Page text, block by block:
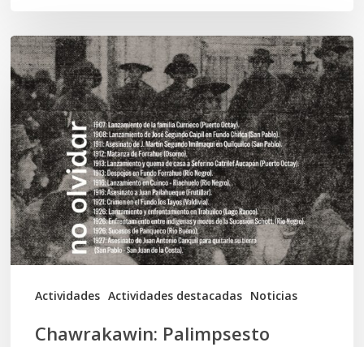
Actividades Actividades destacadas Noticias
Chawrakawin:
Palimpsesto
explora
a
través
del
arte
las
tensiones
documentales
Chawrakawin: Palimpsesto